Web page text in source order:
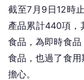
截至7月9日12時
產品累計440項，
食品，為即時食
食品，也過了食
擔心。